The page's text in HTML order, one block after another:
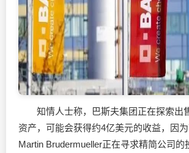
知情人士称，巴斯夫集团正在探索出
资产，可能会获得约4亿美元的收益，因
Martin Brudermueller正在寻求精简公司的